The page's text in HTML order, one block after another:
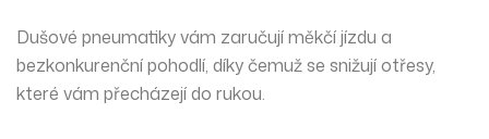
Dušové pneumatiky vám zaručují měkčí jízdu a
bezkonkurenční pohodlí, díky čemuž se snižují otřesy,
které vám přecházejí do rukou.